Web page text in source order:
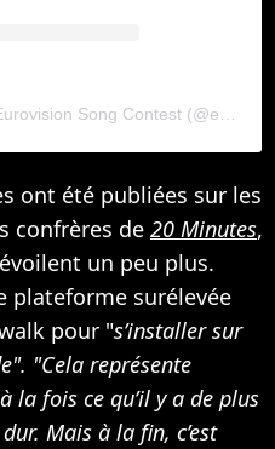
Une publication partagée par Eurovision Song Contest (@eurovision)
ont été publiées sur les
confrères de 20 Minutes,
un peu plus.
plateforme surélevée
pour "s’installer sur
"Cela représente
la fois ce qu’il y a de plus
Mais à la fin, c’est